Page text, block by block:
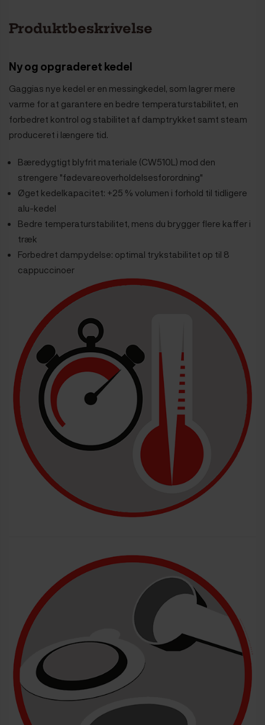
Produktbeskrivelse
Ny og opgraderet kedel
Gaggias nye kedel er en messingkedel, som lagrer mere
varme for at garantere en bedre temperaturstabilitet, en
forbedret kontrol og stabilitet af damptrykket samt steam
produceret i længere tid.
Bæredygtigt blyfrit materiale (CW510L) mod den
strengere "fødevareoverholdelsesforordning"
Øget kedelkapacitet: +25 % volumen i forhold til tidligere
alu-kedel
Bedre temperaturstabilitet, mens du brygger flere kaffer i
træk
Forbedret dampydelse: optimal trykstabilitet op til 8
cappuccinoer